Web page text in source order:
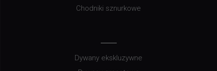
Chodniki sznurkowe
Dywany ekskluzywne